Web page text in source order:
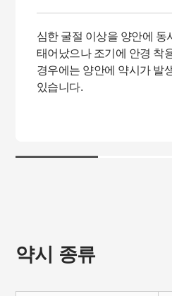
심한 굴절 이상을 양안에 동
태어났으나 조기에 안경 착
경우에는 양안에 약시가 발
있습니다.
약시 종류